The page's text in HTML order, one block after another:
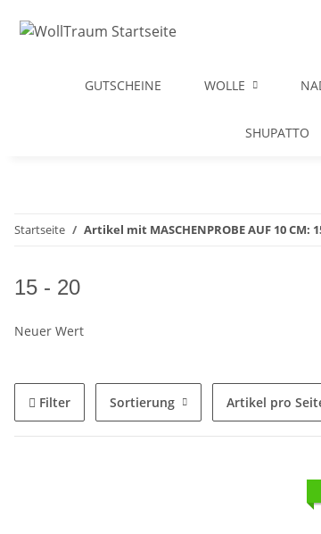
GUTSCHEINE WOLLE
SHUPATTO
Startseite Artikel mit MASCHENPROBE AUF 10 CM:
15 - 20
Neuer Wert
Filter Sortierung Artikel pro